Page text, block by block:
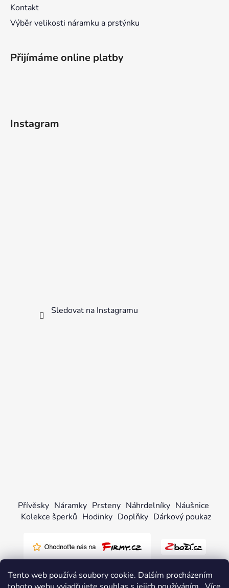
Tento web používá soubory cookie. Dalším procházením
Kontakt
Výběr velikosti náramku a prstýnku
Přijímáme online platby
Instagram
Sledovat na Instagramu
Přívěsky Náramky Prsteny Náhrdelníky Náušnice
Kolekce šperků Hodinky Doplňky Dárkový poukaz